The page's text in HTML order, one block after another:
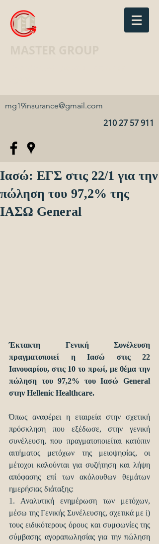
mg19insurance@gmail.com
210 27 57 911
Ιασώ: ΕΓΣ στις 22/1 για την
πώληση του 97,2% της
ΙΑΣΩ General
Έκτακτη Γενική Συνέλευση
πραγματοποιεί η Ιασώ στις 22
Ιανουαρίου, στις 10 το πρωί, με θέμα την
πώληση του 97,2% του Ιασώ General
στην Hellenic Healthcare.
Όπως αναφέρει η εταιρεία στην σχετική
πρόσκληση που εξέδωσε, στην γενική
συνέλευση, που πραγματοποιείται κατόπιν
αιτήματος μετόχων της μειοψηφίας, οι
μέτοχοι καλούνται για συζήτηση και λήψη
απόφασης επί των ακόλουθων θεμάτων
ημερήσιας διάταξης:
1. Αναλυτική ενημέρωση των μετόχων,
μέσω της Γενικής Συνέλευσης, σχετικά με i)
τους ειδικότερους όρους και συμφωνίες της
σύμβασης αγοραπωλησίας για την πώληση